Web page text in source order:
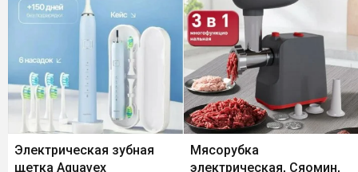
Электрическая зубная
щетка Aquavex
Мясорубка
электрическая, Сяомин,